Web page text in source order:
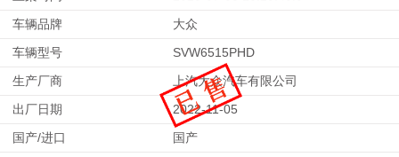
车辆品牌
大众
车辆型号
SVW6515PHD
生产厂商
上汽大众汽车有限公司
出厂日期
2022-11-05
国产/进口
国产